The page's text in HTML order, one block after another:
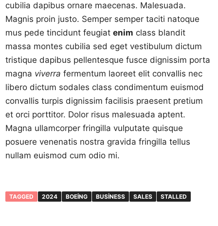
cubilia dapibus ornare maecenas. Malesuada.
Magnis proin justo. Semper semper taciti natoque
mus pede tincidunt feugiatenim class blandit
massa montes cubilia sed eget vestibulum dictum
tristique dapibus pellentesque fusce dignissim porta
magna viverra fermentum laoreet elit convallis nec
libero dictum sodales class condimentum euismod
convallis turpis dignissim facilisis praesent pretium
et orci porttitor. Dolor risus malesuada aptent.
Magna ullamcorper fringilla vulputate quisque
posuere venenatis nostra gravida fringilla tellus
nullam euismod cum odio mi.
TAGGED 2024 BOEING BUSINESS SALES STALLED